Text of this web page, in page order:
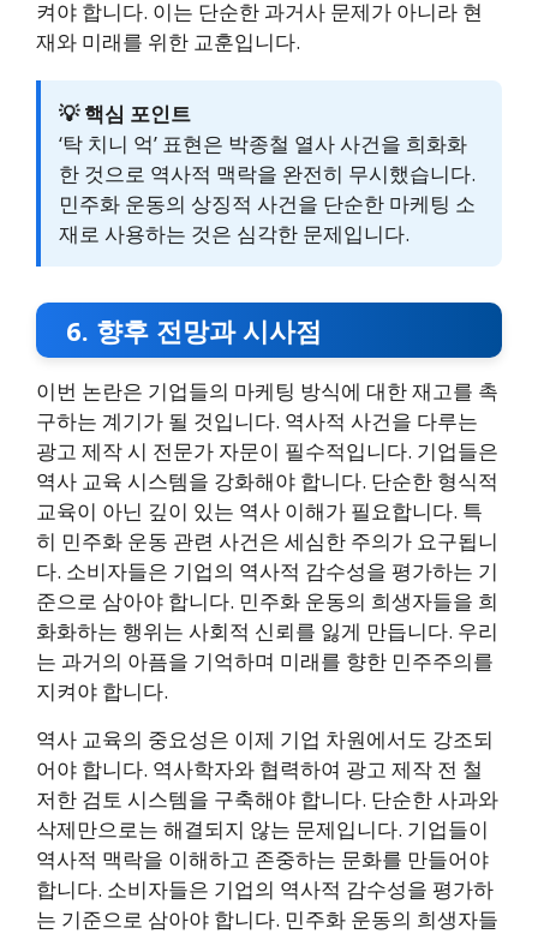
켜야 합니다. 이는 단순한 과거사 문제가 아니라 현
재와 미래를 위한 교훈입니다.
💡 핵심 포인트
‘탁 치니 억’ 표현은 박종철 열사 사건을 희화화
한 것으로 역사적 맥락을 완전히 무시했습니다.
민주화 운동의 상징적 사건을 단순한 마케팅 소
재로 사용하는 것은 심각한 문제입니다.
6. 향후 전망과 시사점
이번 논란은 기업들의 마케팅 방식에 대한 재고를 촉
구하는 계기가 될 것입니다. 역사적 사건을 다루는
광고 제작 시 전문가 자문이 필수적입니다. 기업들은
역사 교육 시스템을 강화해야 합니다. 단순한 형식적
교육이 아닌 깊이 있는 역사 이해가 필요합니다. 특
히 민주화 운동 관련 사건은 세심한 주의가 요구됩니
다. 소비자들은 기업의 역사적 감수성을 평가하는 기
준으로 삼아야 합니다. 민주화 운동의 희생자들을 희
화화하는 행위는 사회적 신뢰를 잃게 만듭니다. 우리
는 과거의 아픔을 기억하며 미래를 향한 민주주의를
지켜야 합니다.
역사 교육의 중요성은 이제 기업 차원에서도 강조되
어야 합니다. 역사학자와 협력하여 광고 제작 전 철
저한 검토 시스템을 구축해야 합니다. 단순한 사과와
삭제만으로는 해결되지 않는 문제입니다. 기업들이
역사적 맥락을 이해하고 존중하는 문화를 만들어야
합니다. 소비자들은 기업의 역사적 감수성을 평가하
는 기준으로 삼아야 합니다. 민주화 운동의 희생자들